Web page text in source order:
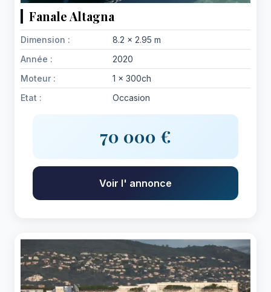
Fanale Altagna
Dimension :
8.2 x 2.95 m
Année :
2020
Moteur :
1 x 300ch
Etat :
Occasion
70 000 €
Voir l' annonce